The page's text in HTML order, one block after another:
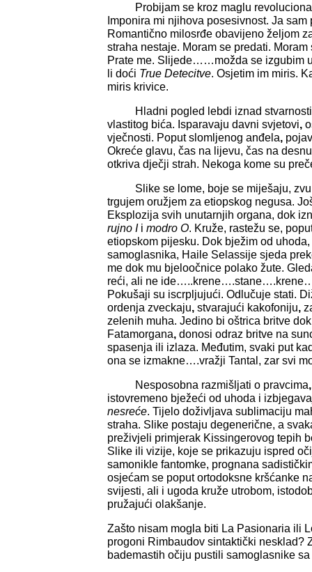
Probijam se kroz maglu
Imponira mi njihova posesivnost. Ja sam
Romantično milosrđe obavijeno željom
straha nestaje. Moram se predati.
Prate me. Slijede……možda se izgubim
li doći True Detecitve. Osjetim im miris.
miris krivice.
Hladni pogled lebdi iznad stvarnosti.
vlastitog bića. Isparavaju davni svjetovi,
vječnosti. Poput slomljenog anđela,
Okreće glavu, čas na lijevu, čas na
otkriva dječji strah. Nekoga kome su
Slike se lome, boje se miješaju,
trgujem oružjem za etiopskog negusa.
Eksplozija svih unutarnjih organa, dok
rujno Ii modro O. Kruže, rastežu se,
etiopskom pijesku. Dok bježim od
samoglasnika, Haile Selassije sjeda
me dok mu bjeloočnice polako žute.
reći, ali ne
Pokušaji su iscrpljujući. Odlučuje stati.
ordenja zveckaju, stvarajući kakofoniju,
zelenih muha. Jedino bi oštrica britve
Fatamorgana, donosi odraz britve na
spasenja ili izlaza. Međutim, svaki put
ona se izmakne….vražji Tantal, zar svi
Nesposobna razmišljati o pravcima,
istovremeno bježeći od uhoda i
nesreće. Tijelo doživljava sublimaciju
straha. Slike postaju degenerične, a
preživjeli primjerak Kissingerovog tepih
Slike ili vizije, koje se prikazuju ispred
samonikle fantomke, prognana
osjećam se poput ortodoksne kršćanke
svijesti, ali i ugoda kruže utrobom,
pružajući olakšanje.
Zašto nisam mogla biti La Pasionaria ili
progoni Rimbaudov sintaktički nesklad?
bademastih očiju pustili samoglasnike